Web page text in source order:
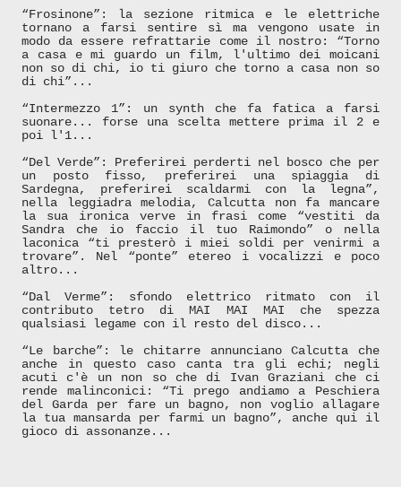
“Frosinone”: la sezione ritmica e le elettriche
tornano a farsi sentire sì ma vengono usate in
modo da essere refrattarie come il nostro: “Torno
a casa e mi guardo un film, l'ultimo dei moicani
non so di chi, io ti giuro che torno a casa non so
di chi”...
“Intermezzo 1”: un synth che fa fatica a farsi
suonare... forse una scelta mettere prima il 2 e
poi l'1...
“Del Verde”: Preferirei perderti nel bosco che per
un posto fisso, preferirei una spiaggia di
Sardegna, preferirei scaldarmi con la legna”,
nella leggiadra melodia, Calcutta non fa mancare
la sua ironica verve in frasi come “vestiti da
Sandra che io faccio il tuo Raimondo” o nella
laconica “ti presterò i miei soldi per venirmi a
trovare”. Nel “ponte” etereo i vocalizzi e poco
altro...
“Dal Verme”: sfondo elettrico ritmato con il
contributo tetro di MAI MAI MAI che spezza
qualsiasi legame con il resto del disco...
“Le barche”: le chitarre annunciano Calcutta che
anche in questo caso canta tra gli echi; negli
acuti c'è un non so che di Ivan Graziani che ci
rende malinconici: “Ti prego andiamo a Peschiera
del Garda per fare un bagno, non voglio allagare
la tua mansarda per farmi un bagno”, anche qui il
gioco di assonanze...